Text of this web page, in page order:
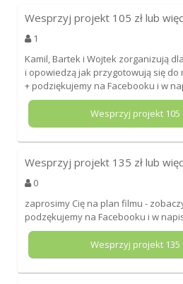
Wesprzyj projekt 105 zł lub
1
Kamil, Bartek i Wojtek zorganizują
i opowiedzą jak przygotowują się
+ podziękujemy na Facebooku i w
Wesprzyj projekt 105
Wesprzyj projekt 135 zł lub
0
zaprosimy Cię na plan filmu -
podzękujemy na Facebooku i w
Wesprzyj projekt 135